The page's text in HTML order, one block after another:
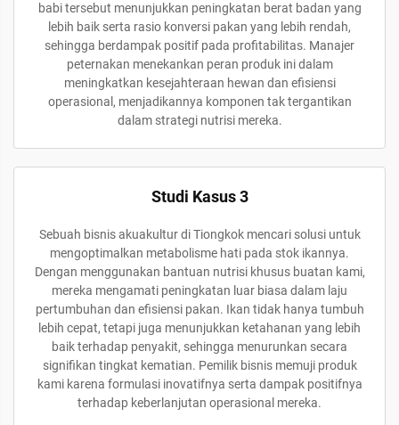
babi tersebut menunjukkan peningkatan berat badan yang
lebih baik serta rasio konversi pakan yang lebih rendah,
sehingga berdampak positif pada profitabilitas. Manajer
peternakan menekankan peran produk ini dalam
meningkatkan kesejahteraan hewan dan efisiensi
operasional, menjadikannya komponen tak tergantikan
dalam strategi nutrisi mereka.
Studi Kasus 3
Sebuah bisnis akuakultur di Tiongkok mencari solusi untuk
mengoptimalkan metabolisme hati pada stok ikannya.
Dengan menggunakan bantuan nutrisi khusus buatan kami,
mereka mengamati peningkatan luar biasa dalam laju
pertumbuhan dan efisiensi pakan. Ikan tidak hanya tumbuh
lebih cepat, tetapi juga menunjukkan ketahanan yang lebih
baik terhadap penyakit, sehingga menurunkan secara
signifikan tingkat kematian. Pemilik bisnis memuji produk
kami karena formulasi inovatifnya serta dampak positifnya
terhadap keberlanjutan operasional mereka.